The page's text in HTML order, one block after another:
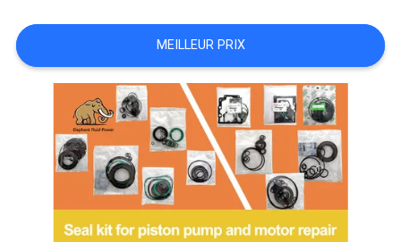
CAS
PLAN
PRIVACY
POLICY
MEILLEUR PRIX